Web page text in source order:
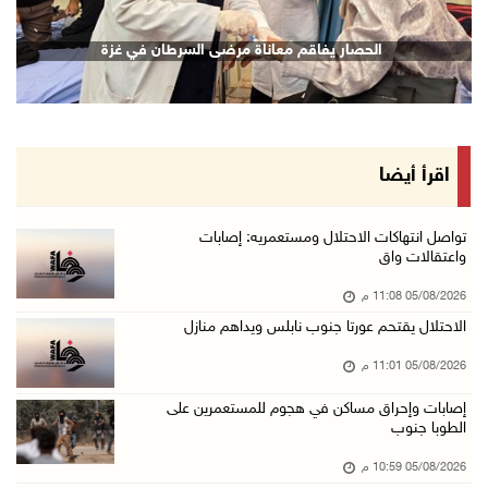
الرئيس يقلد قامات وطنية ومؤسسين في "اتحاد الك ...
05/آب/2026 08:47 م
قوات الاحتلال تنصب حاجزا عسكريا شرق بيت لحم
الرئيس يقلد عائلة القائد الوطني الراحل أحمد ع ...
باسم الرئيس: وزير الداخلية يمنح العميد جيسون ...
الاحتلال يقتحم كفر مالك ودير جرير ومستعمرون ي ...
"التربية" تخرج الفوج الأول من مدربي المعلمين ...
05/آب/2026 06:44 م
عبد السلام السيد يفوز بترشيح الديمقراطيين لمج ...
05/آب/2026 06:43 م
الحصار يفاقم معاناة مرضى السرطان في غزة
اقرأ أيضا
تواصل انتهاكات الاحتلال ومستعمريه: إصابات
واعتقالات واق
05/08/2026 11:08 م
الاحتلال يقتحم عورتا جنوب نابلس ويداهم منازل
05/08/2026 11:01 م
إصابات وإحراق مساكن في هجوم للمستعمرين على
الطوبا جنوب
05/08/2026 10:59 م